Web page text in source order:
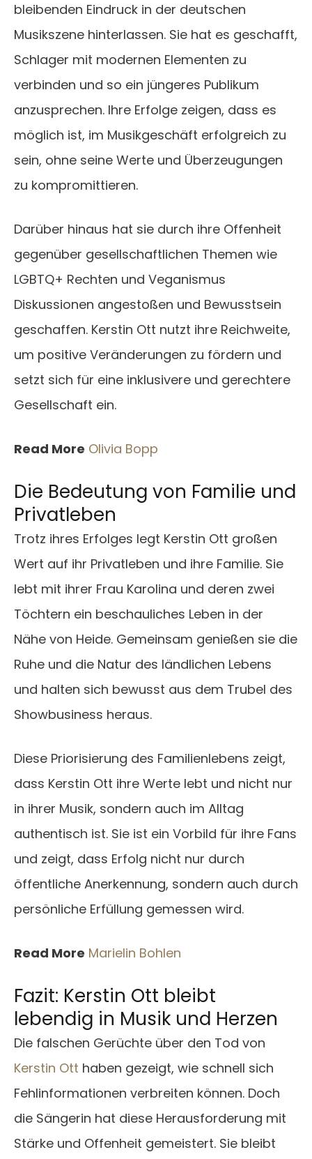
bleibenden Eindruck in der deutschen
Musikszene hinterlassen. Sie hat es geschafft,
Schlager mit modernen Elementen zu
verbinden und so ein jüngeres Publikum
anzusprechen. Ihre Erfolge zeigen, dass es
möglich ist, im Musikgeschäft erfolgreich zu
sein, ohne seine Werte und Überzeugungen
zu kompromittieren.
Darüber hinaus hat sie durch ihre Offenheit
gegenüber gesellschaftlichen Themen wie
LGBTQ+ Rechten und Veganismus
Diskussionen angestoßen und Bewusstsein
geschaffen. Kerstin Ott nutzt ihre Reichweite,
um positive Veränderungen zu fördern und
setzt sich für eine inklusivere und gerechtere
Gesellschaft ein.
Read More Olivia Bopp
Die Bedeutung von Familie und
Privatleben
Trotz ihres Erfolges legt Kerstin Ott großen
Wert auf ihr Privatleben und ihre Familie. Sie
lebt mit ihrer Frau Karolina und deren zwei
Töchtern ein beschauliches Leben in der
Nähe von Heide. Gemeinsam genießen sie die
Ruhe und die Natur des ländlichen Lebens
und halten sich bewusst aus dem Trubel des
Showbusiness heraus.
Diese Priorisierung des Familienlebens zeigt,
dass Kerstin Ott ihre Werte lebt und nicht nur
in ihrer Musik, sondern auch im Alltag
authentisch ist. Sie ist ein Vorbild für ihre Fans
und zeigt, dass Erfolg nicht nur durch
öffentliche Anerkennung, sondern auch durch
persönliche Erfüllung gemessen wird.
Read More Marielin Bohlen
Fazit: Kerstin Ott bleibt
lebendig in Musik und Herzen
Die falschen Gerüchte über den Tod von
Kerstin Ott haben gezeigt, wie schnell sich
Fehlinformationen verbreiten können. Doch
die Sängerin hat diese Herausforderung mit
Stärke und Offenheit gemeistert. Sie bleibt